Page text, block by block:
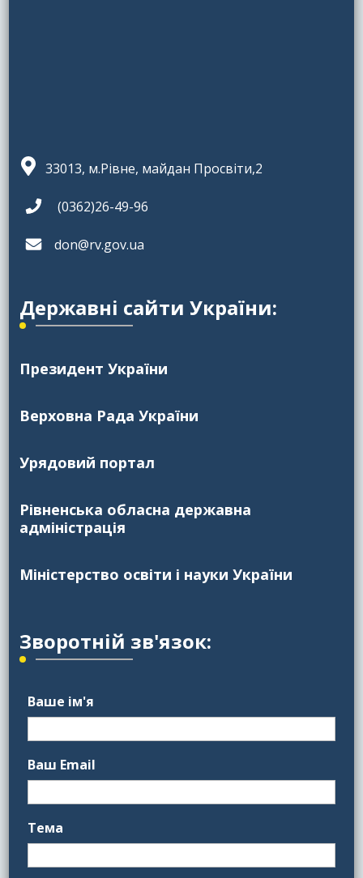
33013, м.Рівне, майдан Просвіти,2
(0362)26-49-96
don@rv.gov.ua
Державні сайти України:
Президент України
Верховна Рада України
Урядовий портал
Рівненська обласна державна
адміністрація
Міністерство освіти і науки України
Зворотній зв'язок:
Ваше ім'я
Ваш Email
Тема